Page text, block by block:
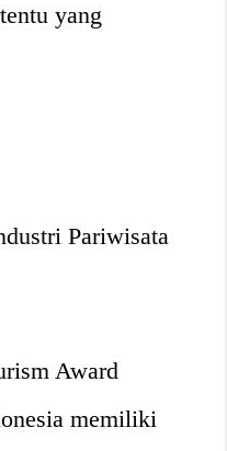
yang
Pariwisata
Award
memiliki